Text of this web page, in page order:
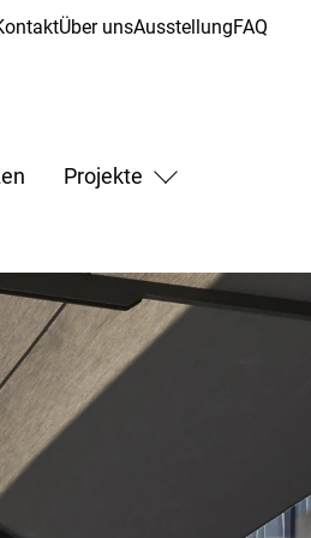
Über unsAusstellungFAQ
Projekte